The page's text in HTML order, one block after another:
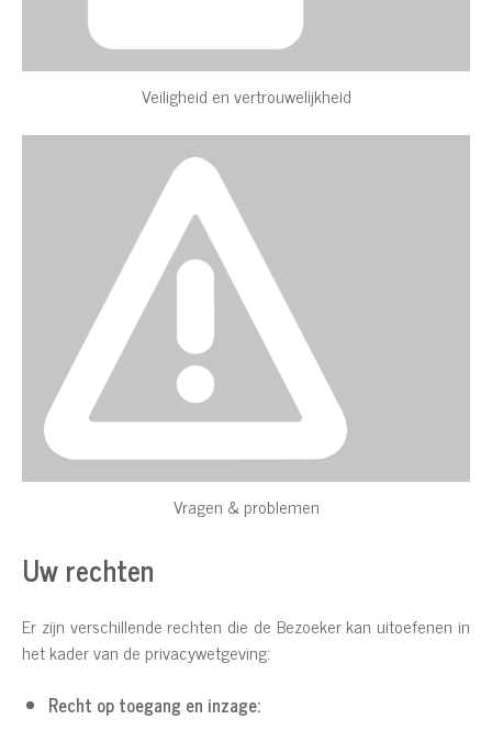
Veiligheid en vertrouwelijkheid
Vragen & problemen
Uw rechten
Er zijn verschillende rechten die de Bezoeker kan uitoefenen in
het kader van de privacywetgeving:
Recht op toegang en inzage: